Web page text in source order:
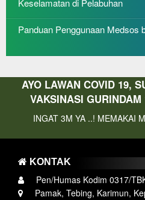
Keselamatan di Pelabuhan
Panduan Penggunaan Medsos
AYO LAWAN COVID 19,
VAKSINASI
3M YA ..! MEMAKAI MASKER,
KONTAK
Pen/Humas Kodim 0317/
Pamak, Tebing, Karimun,